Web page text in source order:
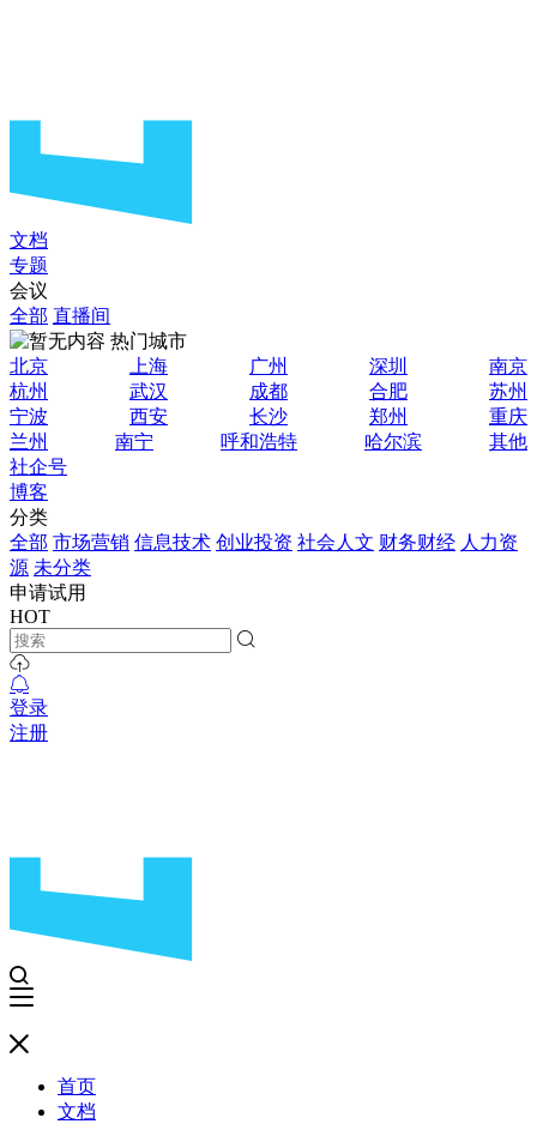
文档
专题
会议
全部 直播间
热门城市
北京
上海 广州 深圳
南京
杭州
武汉 成都 合肥
苏州
宁波
西安 长沙 郑州
重庆
兰州
南宁 呼和浩特 哈尔滨
其他
社企号
博客
分类
全部 市场营销 信息技术 创业投资 社会人文 财务财经 人力资
源 未分类
申请试用
HOT
登录
注册
首页
文档